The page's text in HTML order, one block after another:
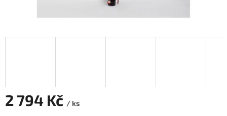
2 794 Kč / ks